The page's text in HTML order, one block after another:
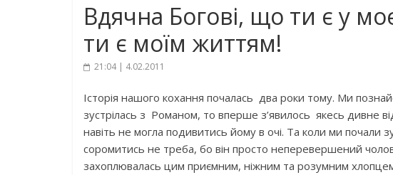
Вдячна Богові, що ти є у
ти є моїм життям!
21:04 | 4.02.2011
Історія нашого кохання почалась два роки тому. Ми
зустрілась з Романом, то вперше з’явилось якесь дивне
навіть не могла подивитись йому в очі. Та коли ми почали
соромитись не треба, бо він просто неперевершений
захоплювалась цим приємним, ніжним та розумним